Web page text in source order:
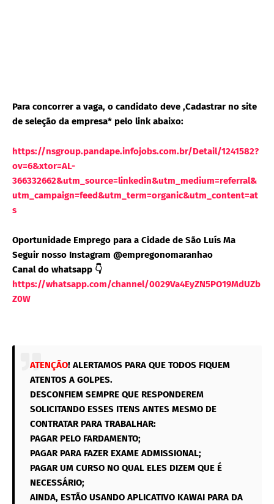
Para concorrer a vaga, o candidato deve ,Cadastrar no site
de seleção da empresa* pelo link abaixo:
https://nsgroup.pandape.infojobs.com.br/Detail/1241582?
ov=6&xtor=AL-
366332662&utm_source=linkedin&utm_medium=referral&
utm_campaign=feed&utm_term=organic&utm_content=at
s
Oportunidade Emprego para a Cidade de São Luís Ma
Seguir nosso Instagram @empregonomaranhao
Canal do whatsapp 👇
https://whatsapp.com/channel/0029Va4EyZN5PO19MdUZb
Z0W
ATENÇÃO! ALERTAMOS PARA QUE TODOS FIQUEM
ATENTOS A GOLPES.
DESCONFIEM SEMPRE QUE RESPONDEREM
SOLICITANDO ESSES ITENS ANTES MESMO DE
CONTRATAR PARA TRABALHAR:
PAGAR PELO FARDAMENTO;
PAGAR PARA FAZER EXAME ADMISSIONAL;
PAGAR UM CURSO NO QUAL ELES DIZEM QUE É
NECESSÁRIO;
AINDA, ESTÃO USANDO APLICATIVO KAWAI PARA DA